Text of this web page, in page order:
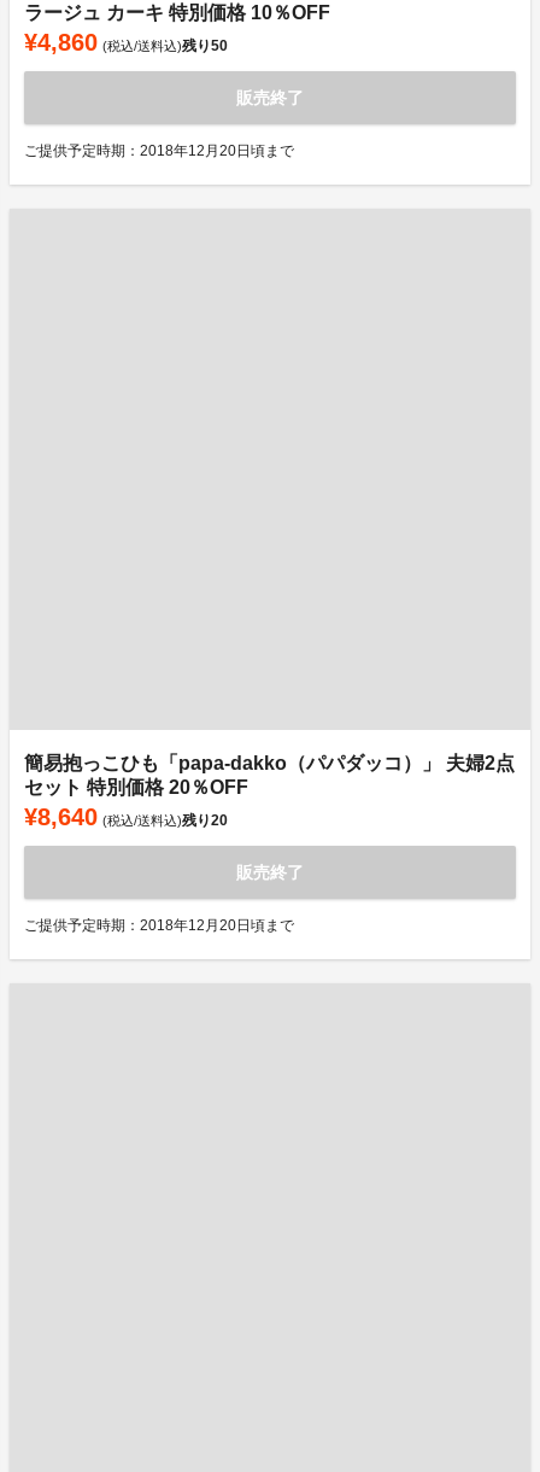
ラージュ カーキ 特別価格 10％OFF
¥4,860 (税込/送料込)残り50
販売終了
ご提供予定時期：2018年12月20日頃まで
簡易抱っこひも「papa-dakko（パパダッコ）」 夫婦2点
セット 特別価格 20％OFF
¥8,640 (税込/送料込)残り20
販売終了
ご提供予定時期：2018年12月20日頃まで